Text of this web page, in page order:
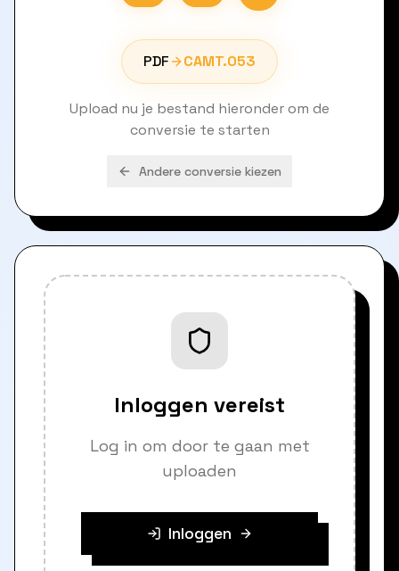
PDF CAMT.053
Upload nu je bestand hieronder om de
conversie te starten
Andere conversie kiezen
Inloggen vereist
Log in om door te gaan met
uploaden
Inloggen